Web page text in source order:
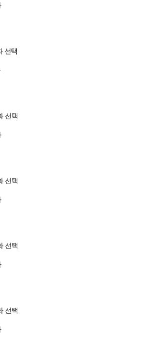
선택
선택
선택
선택
선택